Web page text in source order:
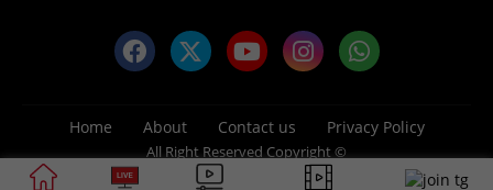
Home About Contact us Privacy Policy
All Right Reserved Copyright ©
2025 News Nation 81 Media Group